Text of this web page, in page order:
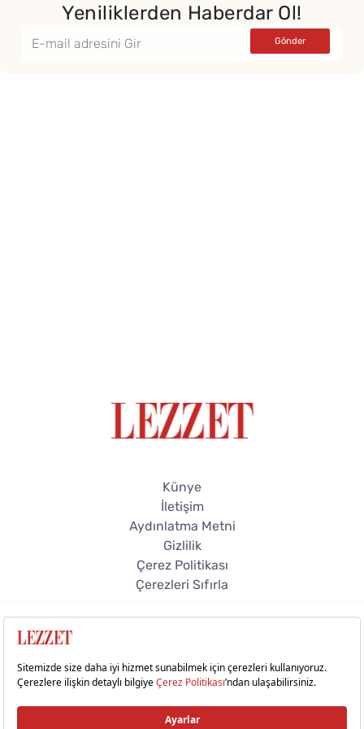
Yeniliklerden Haberdar Ol!
Künye
İletişim
Aydınlatma Metni
Gizlilik
Çerez Politikası
Çerezleri Sıfırla
© 2026 Lezzet Online. Tüm hakları saklıdır.